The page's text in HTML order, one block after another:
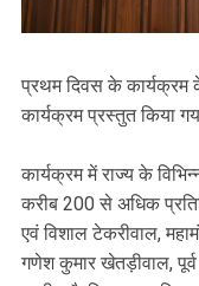
प्रथम दिवस के कार्यक्रम के
कार्यक्रम प्रस्तुत किया
कार्यक्रम में राज्य के
करीब 200 से अधिक
एवं विशाल टेकरीवाल,
गणेश कुमार खेतड़ीवाल,